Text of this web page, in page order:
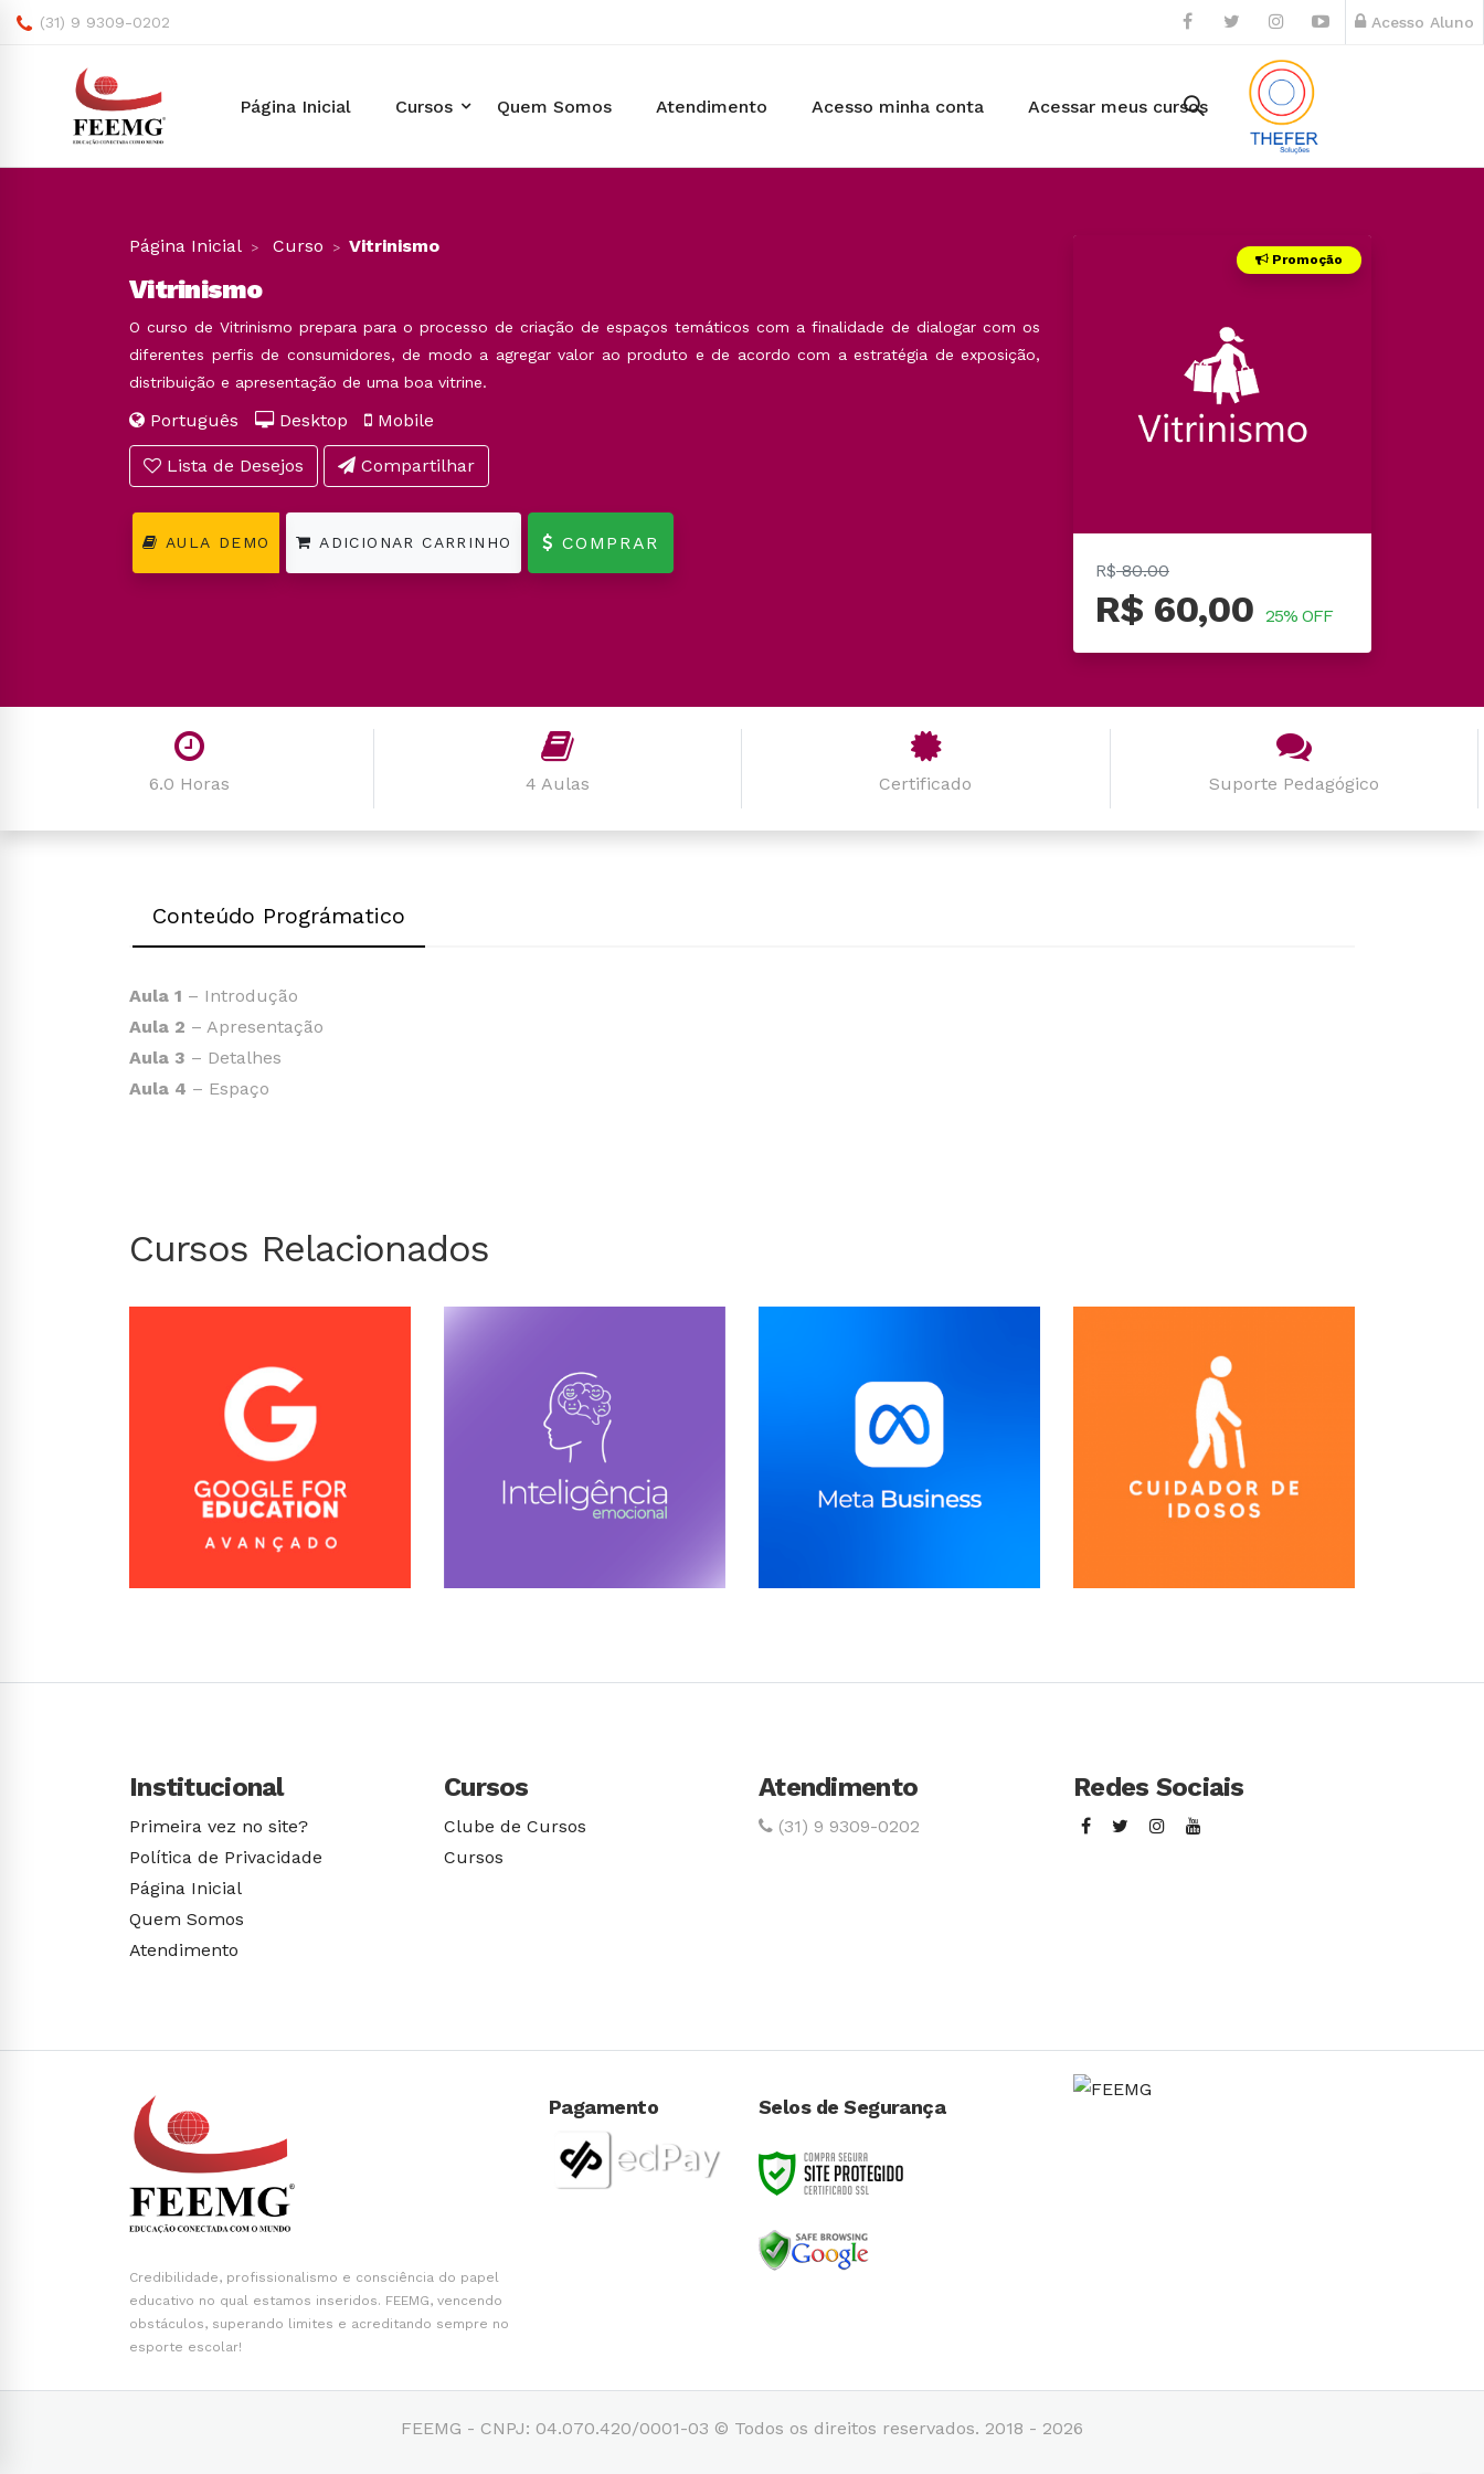
(31) 9 9309-0202 Acesso Aluno
Página Inicial Cursos Quem Somos Atendimento Acesso minha conta Acessar meus cursos
Página Inicial Curso Vitrinismo
Vitrinismo
O curso de Vitrinismo prepara para o processo de criação de espaços temáticos com a finalidade de dialogar com os
diferentes perfis de consumidores, de modo a agregar valor ao produto e de acordo com a estratégia de exposição,
distribuição e apresentação de uma boa vitrine.
Português Desktop Mobile
Lista de Desejos Compartilhar
AULA DEMO ADICIONAR CARRINHO COMPRAR
Promoção
R$80.00
R$ 60,00 25% OFF
6.0 Horas 4 Aulas Certificado Suporte Pedagógico
Conteúdo Prográmatico
Aula 1 – Introdução
Aula 2 – Apresentação
Aula 3 – Detalhes
Aula 4 – Espaço
Cursos Relacionados
Institucional
Primeira vez no site?
Política de Privacidade
Página Inicial
Quem Somos
Atendimento
Cursos
Clube de Cursos
Cursos
Atendimento
(31) 9 9309-0202
Redes Sociais
Credibilidade, profissionalismo e consciência do papel
educativo no qual estamos inseridos. FEEMG, vencendo
obstáculos, superando limites e acreditando sempre no
esporte escolar!
Pagamento Selos de Segurança
FEEMG - CNPJ: 04.070.420/0001-03 © Todos os direitos reservados. 2018 - 2026